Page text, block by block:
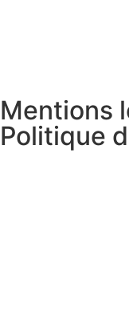
Mentions
Politique